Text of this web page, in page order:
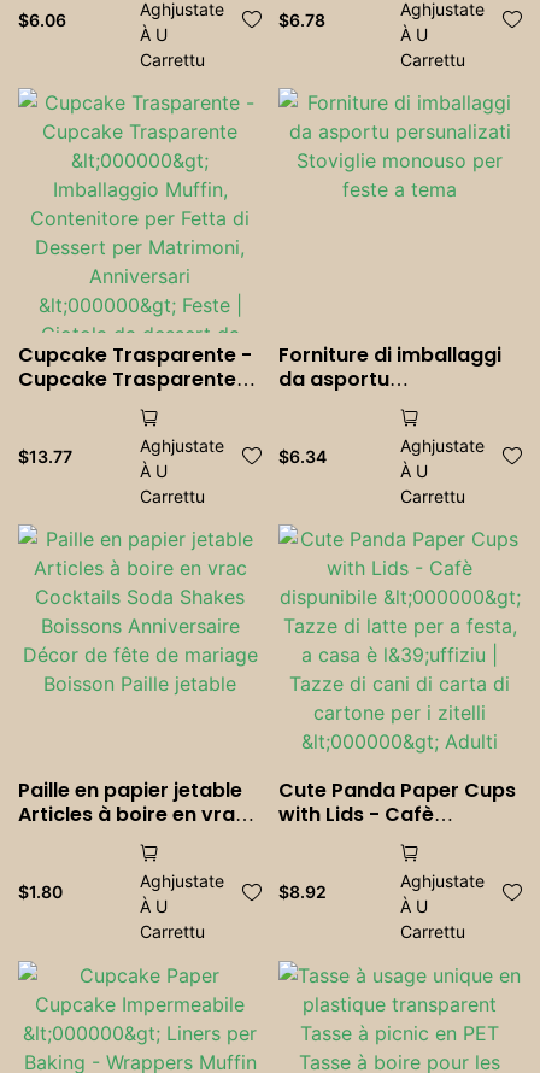
Organizer Disposable
$6.06
Aghjustate
À U
Carrettu
les boissons Jus Café
Boissons froides
Fournitures de fête
$6.78
Aghjustate
À U
Carrettu
Cupcake Trasparente -
Cupcake Trasparente
<000000> Imballaggio
Muffin, Contenitore per
Fetta di Dessert per
Matrimoni, Anniversari
<000000> Feste |
Ciotola da dessert da
panetteria per Frutta
<000000> Pasticceria
$13.77
Aghjustate
À U
Carrettu
Forniture di imballaggi
da asportu
persunalizati Stoviglie
monouso per feste a
tema
$6.34
Aghjustate
À U
Carrettu
Paille en papier jetable
Articles à boire en vrac
Cocktails Soda Shakes
Boissons Anniversaire
Décor de fête de
mariage Boisson Paille
$1.80
Aghjustate
À U
Carrettu
Cute Panda Paper Cups
with Lids - Cafè
dispunibile <000000>
Tazze di latte per a
festa, a casa è
l&39;uffiziu | Tazze di
cani di carta di cartone
per i zitelli <000000>
Adulti
$8.92
Aghjustate
À U
Carrettu